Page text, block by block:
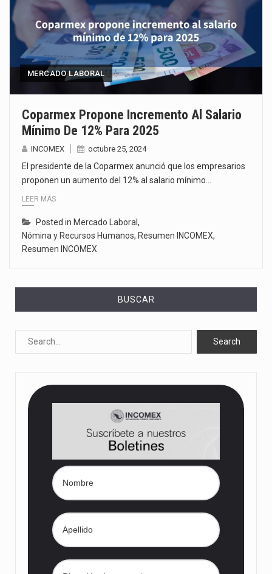
MERCADO LABORAL
Coparmex Propone Incremento Al Salario
Mínimo De 12% Para 2025
INCOMEX octubre 25, 2024
El presidente de la Coparmex anunció que los empresarios
proponen un aumento del 12% al salario mínimo…
LEER MÁS
Posted in Mercado Laboral ,
Nómina y Recursos Humanos, Resumen INCOMEX,
Resumen INCOMEX
BUSCAR